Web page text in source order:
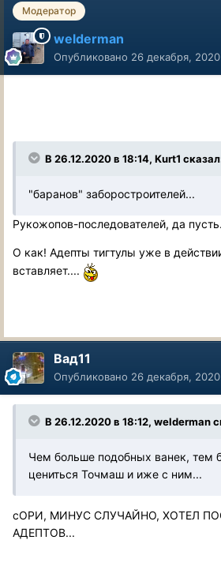
Модератор
welderman
Опубликовано 26 декабря, 2020
В 26.12.2020 в 18:14, Kurt1
"баранов" заборостроителей...
Рукожопов-последователей, да
О как! Адепты тигтулы уже в
вставляет....
Вад11
Опубликовано 26 декабря, 2020
В 26.12.2020 в 18:12, welderman
Чем больше подобных ванек, тем
цениться Точмаш и иже с ним...
сОРИ, МИНУС СЛУЧАЙНО, ХОТЕЛ
АДЕПТОВ...